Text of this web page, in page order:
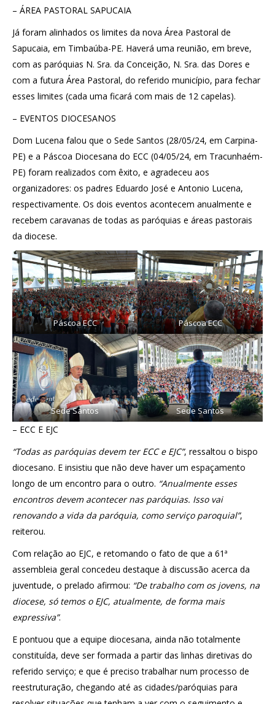
– ÁREA PASTORAL SAPUCAIA
Já foram alinhados os limites da nova Área Pastoral de
Sapucaia, em Timbaúba-PE. Haverá uma reunião, em breve,
com as paróquias N. Sra. da Conceição, N. Sra. das Dores e
com a futura Área Pastoral, do referido município, para fechar
esses limites (cada uma ficará com mais de 12 capelas).
– EVENTOS DIOCESANOS
Dom Lucena falou que o Sede Santos (28/05/24, em Carpina-
PE) e a Páscoa Diocesana do ECC (04/05/24, em Tracunhaém-
PE) foram realizados com êxito, e agradeceu aos
organizadores: os padres Eduardo José e Antonio Lucena,
respectivamente. Os dois eventos acontecem anualmente e
recebem caravanas de todas as paróquias e áreas pastorais
da diocese.
Páscoa ECC Páscoa ECC
Sede Santos Sede Santos
– ECC E EJC
“Todas as paróquias devem ter ECC e EJC”, ressaltou o bispo
diocesano. E insistiu que não deve haver um espaçamento
longo de um encontro para o outro. “Anualmente esses
encontros devem acontecer nas paróquias. Isso vai
renovando a vida da paróquia, como serviço paroquial”,
reiterou.
Com relação ao EJC, e retomando o fato de que a 61ª
assembleia geral concedeu destaque à discussão acerca da
juventude, o prelado afirmou: “De trabalho com os jovens, na
diocese, só temos o EJC, atualmente, de forma mais
expressiva”.
E pontuou que a equipe diocesana, ainda não totalmente
constituída, deve ser formada a partir das linhas diretivas do
referido serviço; e que é preciso trabalhar num processo de
reestruturação, chegando até as cidades/paróquias para